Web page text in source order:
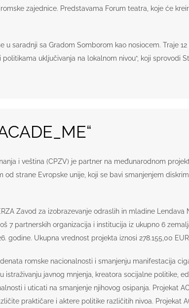
zajednice. Predstavama Forum teatra, koje će
saradnji sa Gradom Somborom kao nosiocem. Traje
uključivanja na lokalnom nivou“, koji sprovodi
i veština (CPZV) je partner na međunarodnom
strane Evropske unije, koji se bavi smanjenjem
Zavod za izobrazevanje odraslih in mladine
7 partnerskih organizacija i institucija iz ukupno 6
godine. Ukupna vrednost projekta iznosi 278.155,00
romske nacionalnosti i smanjenju manifestacija
javnog mnjenja, kreatora socijalne politike,
i uticati na smanjenje njihovog osipanja. Projekat
praktičare i aktere politike različitih nivoa. Projekat